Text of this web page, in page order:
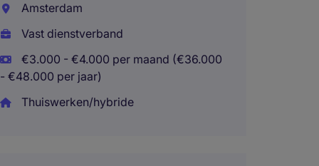
Amsterdam
Vast dienstverband
€3.000 - €4.000 per maand (€36.000
- €48.000 per jaar)
Thuiswerken/hybride